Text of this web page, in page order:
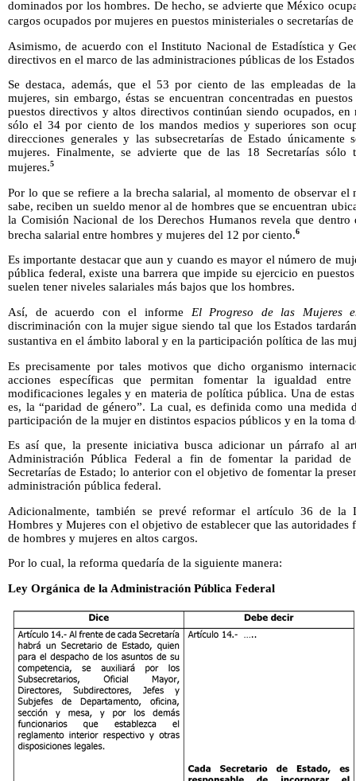
dominados por los hombres. De hecho, se advierte que México
cargos ocupados por mujeres en puestos ministeriales o secretarías de
Asimismo, de acuerdo con el Instituto Nacional de Estadística y
directivos en el marco de las administraciones públicas de los
Se destaca, además, que el 53 por ciento de las empleadas de
mujeres, sin embargo, éstas se encuentran concentradas en
puestos directivos y altos directivos continúan siendo ocupados,
sólo el 34 por ciento de los mandos medios y superiores son
direcciones generales y las subsecretarías de Estado
mujeres. Finalmente, se advierte que de las 18 Secretarías sólo
mujeres.5
Por lo que se refiere a la brecha salarial, al momento de observar
sabe, reciben un sueldo menor al de hombres que se encuentran
la Comisión Nacional de los Derechos Humanos revela que dentro
brecha salarial entre hombres y mujeres del 12 por ciento.6
Es importante destacar que aun y cuando es mayor el número de
pública federal, existe una barrera que impide su ejercicio en
suelen tener niveles salariales más bajos que los hombres.
Así, de acuerdo con el informe El Progreso de las Mujeres
discriminación con la mujer sigue siendo tal que los Estados
sustantiva en el ámbito laboral y en la participación política de las
Es precisamente por tales motivos que dicho organismo
acciones específicas que permitan fomentar la igualdad
modificaciones legales y en materia de política pública. Una de
es, la “paridad de género”. La cual, es definida como una medida
participación de la mujer en distintos espacios públicos y en la toma
Es así que, la presente iniciativa busca adicionar un párrafo al
Administración Pública Federal a fin de fomentar la paridad
Secretarías de Estado; lo anterior con el objetivo de fomentar la
administración pública federal.
Adicionalmente, también se prevé reformar el artículo 36 de la
Hombres y Mujeres con el objetivo de establecer que las
de hombres y mujeres en altos cargos.
Por lo cual, la reforma quedaría de la siguiente manera:
Ley Orgánica de la Administración Pública Federal